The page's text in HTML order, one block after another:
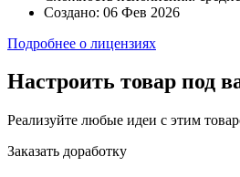
Создано: 06 Фев 2026
Подробнее о лицензиях
Настроить товар под
Реализуйте любые идеи с этим
Заказать доработку